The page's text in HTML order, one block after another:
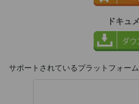
ドキュ
サポートされているプラ​​ットフォーム,